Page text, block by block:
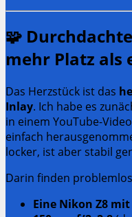
🧩
mehr Platz als
Das Herzstück ist das
Inlay. Ich habe es
in einem YouTube-
einfach
locker, ist aber stabil
Darin finden
Eine Nikon Z8